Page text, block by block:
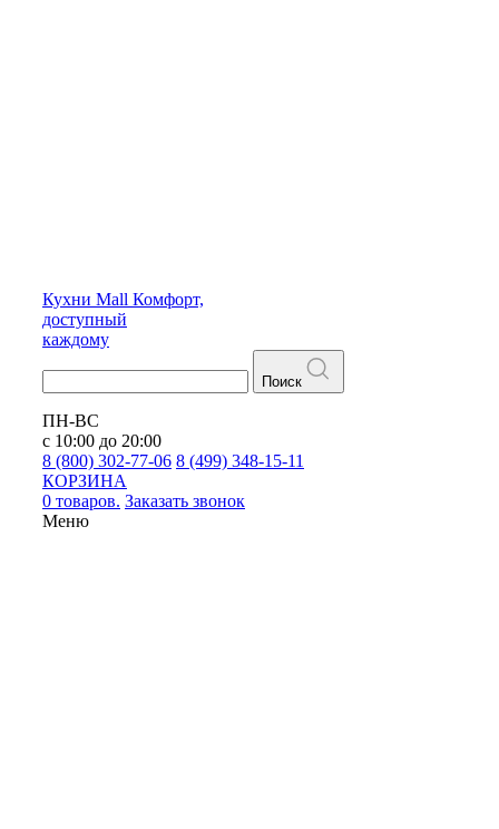
Кухни Mall Комфорт,
доступный
каждому
Поиск
ПН-ВС
с 10:00 до 20:00
8 (800) 302-77-06 8 (499) 348-15-11
КОРЗИНА
0 товаров. Заказать звонок
Меню